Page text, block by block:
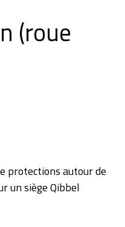
(roue
protections autour de
un siège Qibbel